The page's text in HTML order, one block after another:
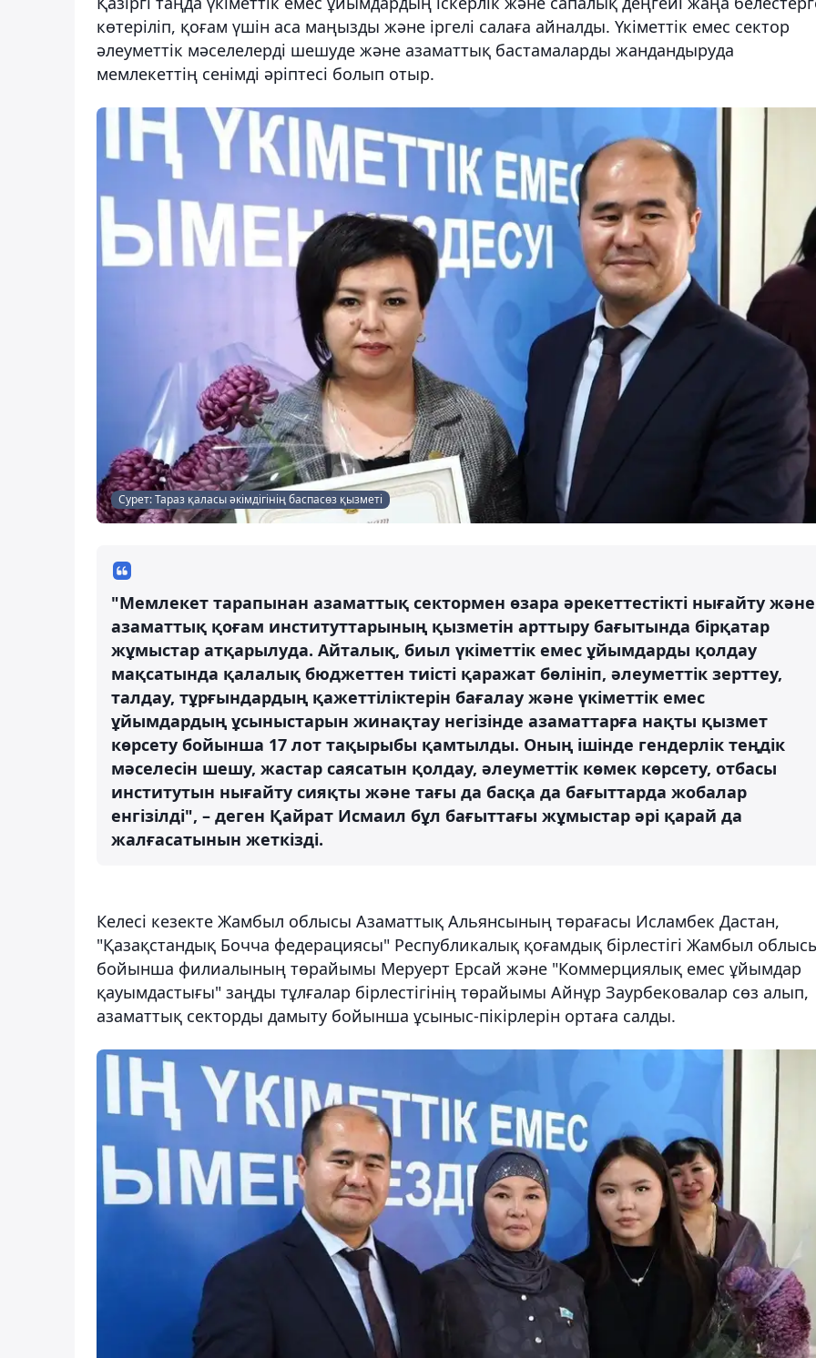
көтеріліп, қоғам үшін аса маңызды және іргелі салаға айналды. Үкіметтік емес сектор
әлеуметтік мәселелерді шешуде және азаматтық бастамаларды жандандыруда
мемлекеттің сенімді әріптесі болып отыр.
Сурет: Тараз қаласы әкімдігінің баспасөз қызметі
"Мемлекет тарапынан азаматтық сектормен өзара әрекеттестікті нығайту және
азаматтық қоғам институттарының қызметін арттыру бағытында бірқатар
жұмыстар атқарылуда. Айталық, биыл үкіметтік емес ұйымдарды қолдау
мақсатында қалалық бюджеттен тиісті қаражат бөлініп, әлеуметтік зерттеу,
талдау, тұрғындардың қажеттіліктерін бағалау және үкіметтік емес
ұйымдардың ұсыныстарын жинақтау негізінде азаматтарға нақты қызмет
көрсету бойынша 17 лот тақырыбы қамтылды. Оның ішінде гендерлік теңдік
мәселесін шешу, жастар саясатын қолдау, әлеуметтік көмек көрсету, отбасы
институтын нығайту сияқты және тағы да басқа да бағыттарда жобалар
енгізілді", – деген Қайрат Исмаил бұл бағыттағы жұмыстар әрі қарай да
жалғасатынын жеткізді.
Келесі кезекте Жамбыл облысы Азаматтық Альянсының төрағасы Исламбек Дастан,
"Қазақстандық Бочча федерациясы" Республикалық қоғамдық бірлестігі Жамбыл
бойынша филиалының төрайымы Меруерт Ерсай және "Коммерциялық емес ұйымдар
қауымдастығы" заңды тұлғалар бірлестігінің төрайымы Айнұр Заурбековалар сөз алып,
азаматтық секторды дамыту бойынша ұсыныс-пікірлерін ортаға салды.